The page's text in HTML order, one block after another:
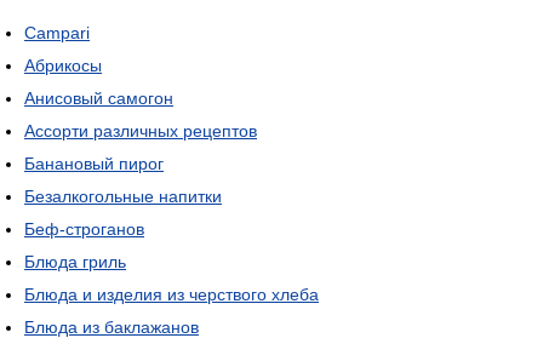
Campari
Абрикосы
Анисовый самогон
Ассорти различных рецептов
Банановый пирог
Безалкогольные напитки
Беф-строганов
Блюда гриль
Блюда и изделия из черствого хлеба
Блюда из баклажанов